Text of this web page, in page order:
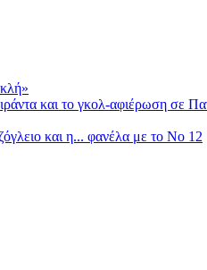
και το γκολ-αφιέρωση σε
και η... φανέλα με το Νο 12